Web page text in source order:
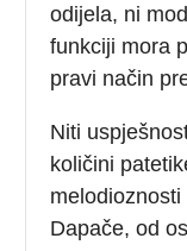
odijela, ni
funkciji mora
pravi način
Niti
količini
Dapače, od